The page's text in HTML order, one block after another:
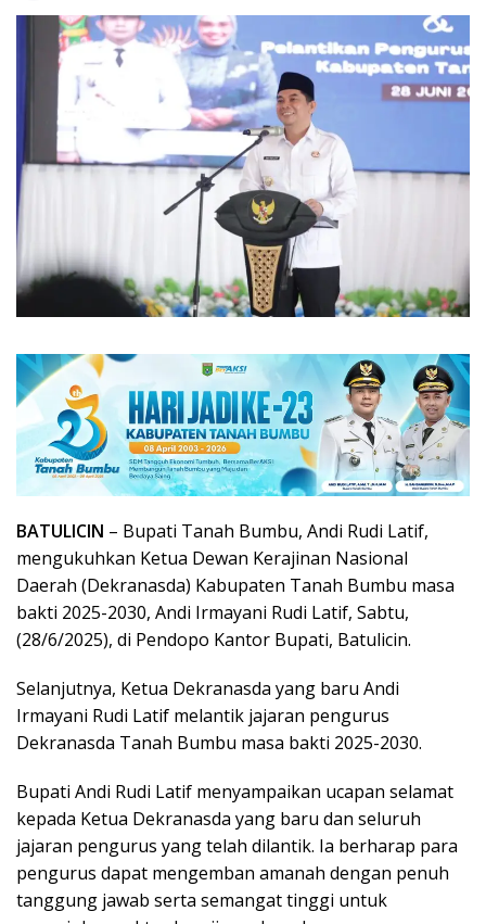
BATULICIN – Bupati Tanah Bumbu, Andi Rudi Latif,
mengukuhkan Ketua Dewan Kerajinan Nasional
Daerah (Dekranasda) Kabupaten Tanah Bumbu masa
bakti 2025-2030, Andi Irmayani Rudi Latif, Sabtu,
(28/6/2025), di Pendopo Kantor Bupati, Batulicin.
Selanjutnya, Ketua Dekranasda yang baru Andi
Irmayani Rudi Latif melantik jajaran pengurus
Dekranasda Tanah Bumbu masa bakti 2025-2030.
Bupati Andi Rudi Latif menyampaikan ucapan selamat
kepada Ketua Dekranasda yang baru dan seluruh
jajaran pengurus yang telah dilantik. Ia berharap para
pengurus dapat mengemban amanah dengan penuh
tanggung jawab serta semangat tinggi untuk